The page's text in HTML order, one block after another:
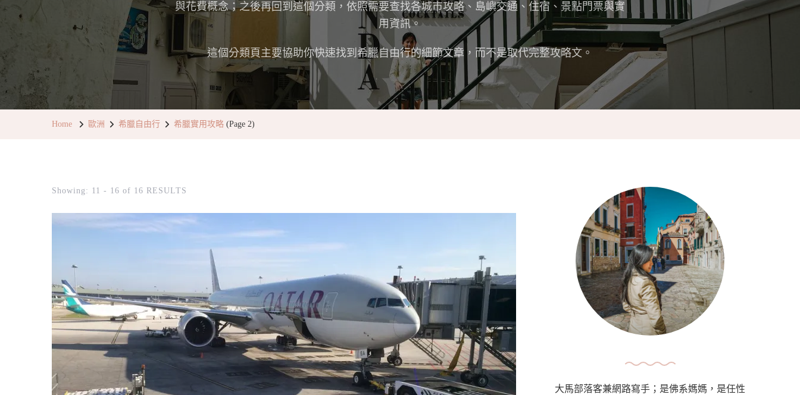
與花費概念；之後再回到這個分類，依照需要查找各城市攻略、島嶼交通、住宿、景點門票與實
用資訊。
這個分類頁主要協助你快速找到希臘自由行的細節文章，而不是取代完整攻略文。
Home 歐洲 希臘自由行 希臘實用攻略 (Page 2)
Showing: 11 - 16 of 16 RESULTS
大馬部落客兼網路寫手；是佛系媽媽，是任性